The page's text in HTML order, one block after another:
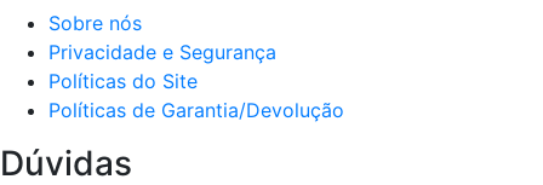
Sobre nós
Privacidade e Segurança
Políticas do Site
Políticas de Garantia/Devolução
Dúvidas